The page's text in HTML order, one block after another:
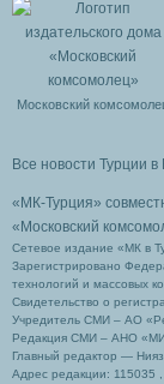
Московский
Все новости Турции
«МК-Турция»
«Московский
Сетевое издание «МК в
Зарегистрировано
технологий и массовых
Свидетельство о
Учредитель СМИ – АО
Редакция СМИ – АНО
Главный редактор —
Адрес редакции: 115035